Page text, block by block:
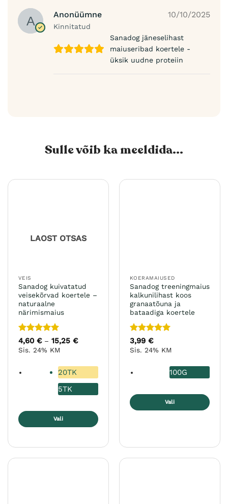
Anonüümne
Kinnitatud
10/10/2025
Sanadog jäneselihast
maiuseribad koertele -
üksik uudne proteiin
Sulle võib ka meeldida...
LAOST OTSAS
VEIS
Sanadog kuivatatud
veisekõrvad koertele –
naturaalne
närimismaius
Hinnanguga
5/ 5
4,60 € – 15,25 €Hinnavahemik:
Sis. 24% KM
20TK
5TK
Vali
KOERAMAIUSED
Sanadog treeningmaius
kalkunilihast koos
granaatõuna ja
bataadiga koertele
Hinnanguga
5/ 5
3,99 €
Sis. 24% KM
100G
Vali
mitu
varianti.